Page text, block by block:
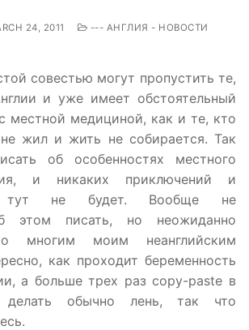
24, 2011
--- АНГЛИЯ - НОВОСТИ
совестью могут пропустить те,
и уже имеет обстоятельный
местной медициной, как и те, кто
не жил и жить не собирается. Так
об особенностях местного
и никаких приключений и
тут не будет. Вообще не
этом писать, но неожиданно
многим моим неанглийским
как проходит беременность
а больше трех раз copy-paste в
обычно лень, так что